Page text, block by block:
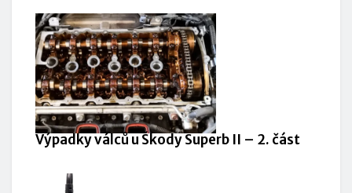
Výpadky válců u Škody Superb II – 2. část